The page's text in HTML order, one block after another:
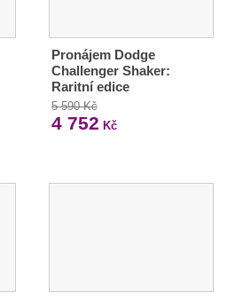
Pronájem Dodge
Challenger Shaker:
Raritní edice
5 590 Kč
4 752 Kč